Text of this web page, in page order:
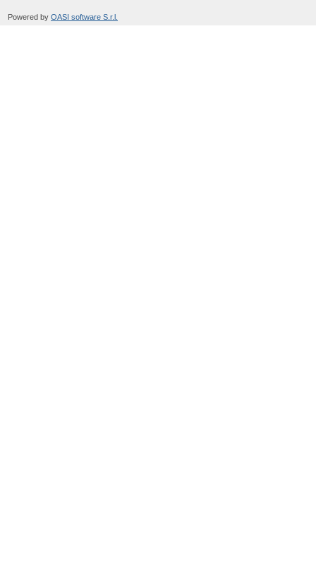
Powered by OASI software S.r.l.